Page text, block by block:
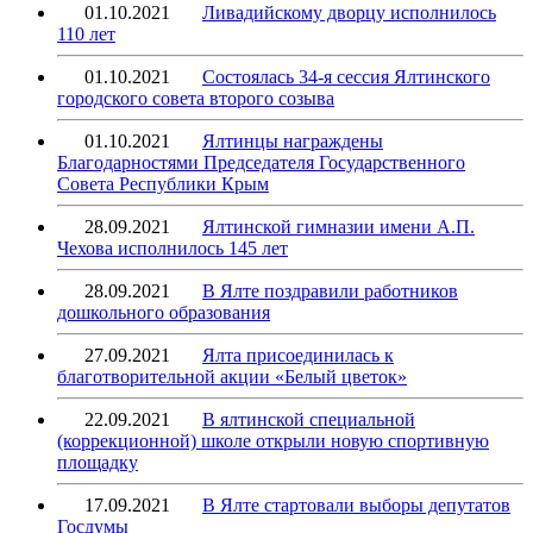
01.10.2021
Ливадийскому дворцу исполнилось
110 лет
01.10.2021
Состоялась 34-я сессия Ялтинского
городского совета второго созыва
01.10.2021
Ялтинцы награждены
Благодарностями Председателя Государственного
Совета Республики Крым
28.09.2021
Ялтинской гимназии имени А.П.
Чехова исполнилось 145 лет
28.09.2021
В Ялте поздравили работников
дошкольного образования
27.09.2021
Ялта присоединилась к
благотворительной акции «Белый цветок»
22.09.2021
В ялтинской специальной
(коррекционной) школе открыли новую спортивную
площадку
17.09.2021
В Ялте стартовали выборы депутатов
Госдумы